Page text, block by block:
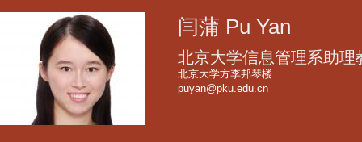
到
闫蒲 Pu Yan
北京大学信息管理系助理
北京大学方李邦琴楼
puyan@pku.edu.cn